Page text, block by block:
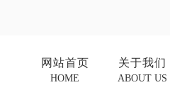
网站首页
HOME
关于我们
ABOUT US